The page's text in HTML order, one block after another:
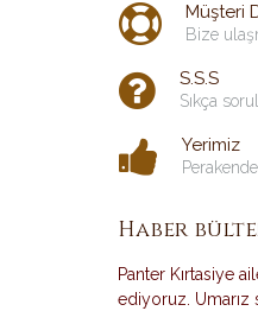
Müşteri
Bize
S.S.S
Sıkça
Yerimiz
Haber
Panter Kırtasiye
ediyoruz. Umarız